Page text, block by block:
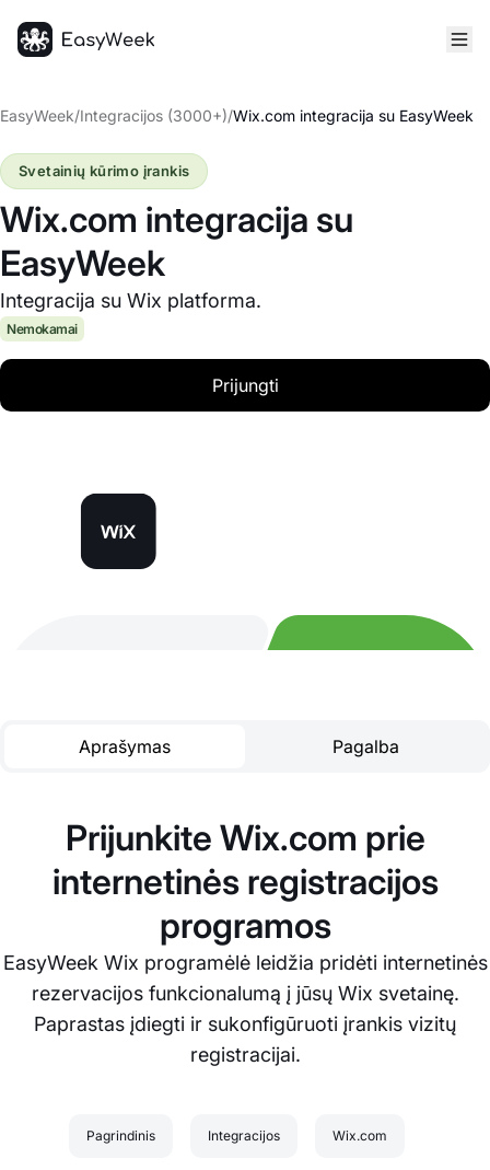
EasyWeek/Integracijos (3000+)/Wix.com integracija su EasyWeek
Wix.com integracija su
EasyWeek
Integracija su Wix platforma.
Svetainių kūrimo įrankis
Nemokamai
Prijungti
Aprašymas Pagalba
Prijunkite Wix.com prie
internetinės registracijos
programos
EasyWeek Wix programėlė leidžia pridėti internetinės
rezervacijos funkcionalumą į jūsų Wix svetainę.
Paprastas įdiegti ir sukonfigūruoti įrankis vizitų
registracijai.
Pagrindinis Integracijos Wix.com